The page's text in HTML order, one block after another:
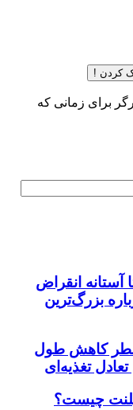
کردن !
برای زمانی که
آستانه انقراض
بزرگ‌ترین
کاهش طول
چیست؟